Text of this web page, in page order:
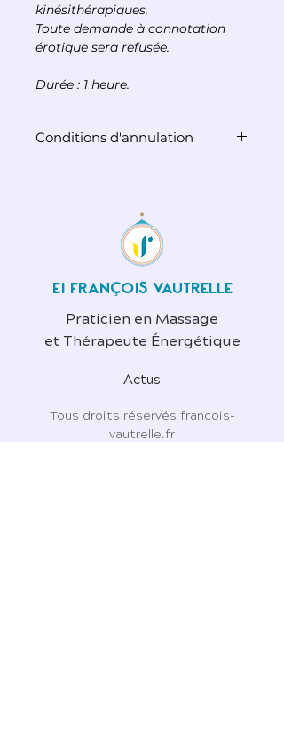
kinésithérapiques.
Toute demande à connotation
érotique sera refusée.
Durée : 1 heure.
Conditions d'annulation
due et non remboursable.
EI FRANÇOIS VAUTRELLE
Praticien en Massage
et Thérapeute Énergétique
Actus
Tous droits réservés francois-
vautrelle.fr